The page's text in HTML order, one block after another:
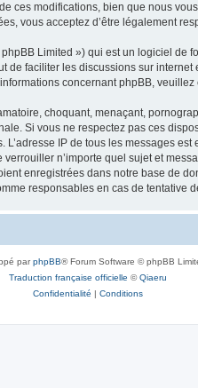
ces modifications, bien que nous
vous acceptez d’être légalement
Limited ») qui est un logiciel de
de faciliter les discussions sur
concernant phpBB, veuillez
choquant, menaçant,
Si vous ne respectez pas ces
IP de tous les messages
n’importe quel sujet et
enregistrées dans notre base de
responsables en cas de tentative
parphpBB® Forum Software © phpBB
Traduction française officielle ©Qiaeru
Confidentialité | Conditions